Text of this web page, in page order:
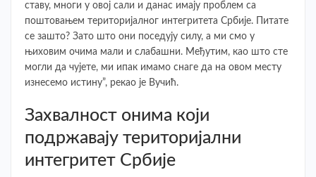
ставу, многи у овој сали и данас имају проблем са
поштовањем територијалног интегритета Србије. Питате
се зашто? Зато што они поседују силу, а ми смо у
њиховим очима мали и слабашни. Међутим, као што сте
могли да чујете, ми ипак имамо снаге да на овом месту
изнесемо истину”, рекао је Вучић.
Захвалност онима који
подржавају територијални
интегритет Србије